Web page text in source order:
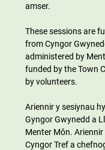
amser.
These sessions are
from Cyngor
administered by
funded by the Town
by volunteers.
Ariennir y sesiynau
Gyngor Gwynedd a
Menter Môn.
Cyngor Tref a